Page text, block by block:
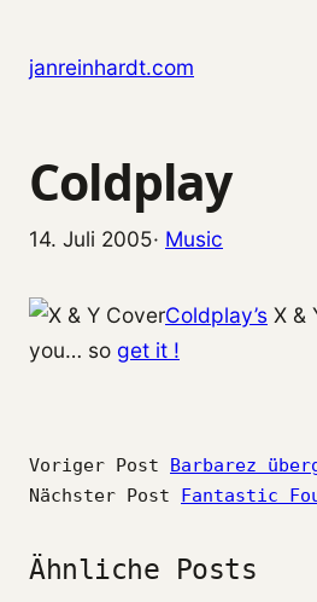
janreinhardt.com
Coldplay
14. Juli 2005· Music
Coldplay’s X &
you… so get it !
Voriger Post
Barbarez
Nächster Post
Fantastic
Ähnliche Posts